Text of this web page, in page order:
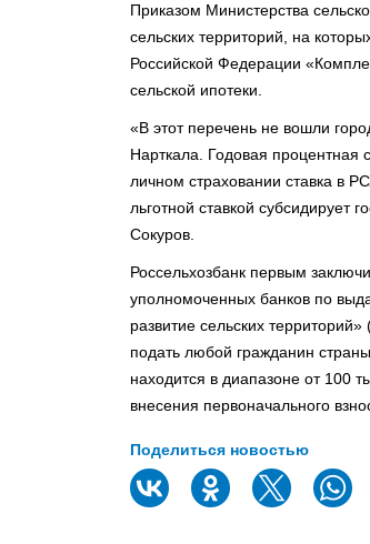
Приказом Министерства
сельских территорий, на
Российской Федерации
сельской ипотеки.
«В этот перечень не вошли
Нарткала. Годовая процентная
личном страховании ставка в
льготной ставкой субсидирует
Сокуров.
Россельхозбанк первым
уполномоченных банков по
развитие сельских
подать любой гражданин
находится в диапазоне от 100
внесения первоначального
Поделиться новостью